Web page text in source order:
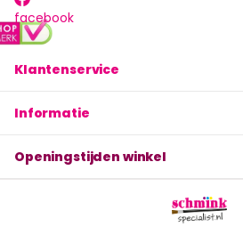
Klantenservice
Informatie
Openingstijden winkel
facebook